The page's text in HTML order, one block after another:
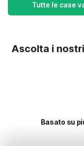
Tutte le case
Ascolta i
Basato su